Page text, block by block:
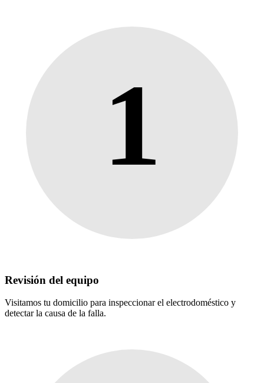
1
Revisión del equipo
Visitamos tu domicilio para inspeccionar el electrodoméstico y
detectar la causa de la falla.